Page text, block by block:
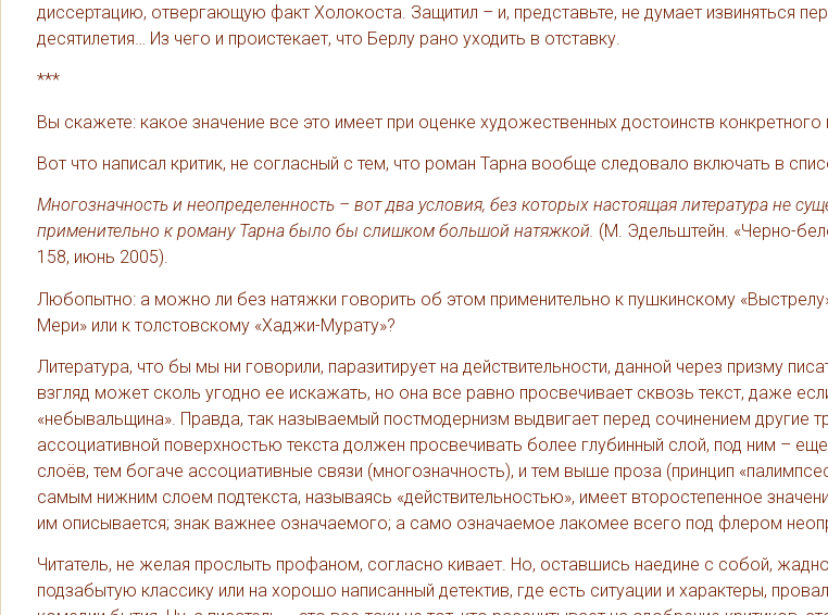
диссертацию, отвергающую факт Холокоста. Защитил – и, представьте, не думает извиняться
десятилетия… Из чего и проистекает, что Берлу рано уходить в отставку.
***
Вы скажете: какое значение все это имеет при оценке художественных достоинств конкретного
Вот что написал критик, не согласный с тем, что роман Тарна вообще следовало включать в
Многозначность и неопределенность – вот два условия, без которых настоящая литература не
применительно к роману Тарна было бы слишком большой натяжкой. (М. Эдельштейн. «Черно-
158, июнь 2005).
Любопытно: а можно ли без натяжки говорить об этом применительно к пушкинскому
Мери» или к толстовскому «Хаджи-Мурату»?
Литература, что бы мы ни говорили, паразитирует на действительности, данной через призму
взгляд может сколь угодно ее искажать, но она все равно просвечивает сквозь текст, даже
«небывальщина». Правда, так называемый постмодернизм выдвигает перед сочинением другие
ассоциативной поверхностью текста должен просвечивать более глубинный слой, под ним –
слоёв, тем богаче ассоциативные связи (многозначность), и тем выше проза (принцип
самым нижним слоем подтекста, называясь «действительностью», имеет второстепенное
им описывается; знак важнее означаемого; а само означаемое лакомее всего под флером
Читатель, не желая прослыть профаном, согласно кивает. Но, оставшись наедине с собой,
подзабытую классику или на хорошо написанный детектив, где есть ситуации и характеры,